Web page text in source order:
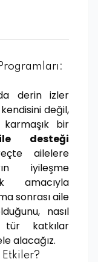
derin izler
değil,
bir
desteği
ailelere
iyileşme
amacıyla
sonrası aile
nasıl
katkılar
alacağız.
Etkiler?